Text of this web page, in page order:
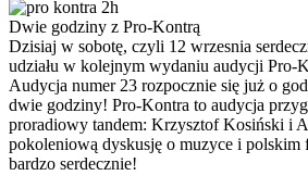
Dwie godziny z Pro-Kontrą
Dzisiaj w sobotę, czyli 12 wrzesnia
udziału w kolejnym wydaniu audycji Pro-
Audycja numer 23 rozpocznie się już o
dwie godziny! Pro-Kontra to audycja
proradiowy tandem: Krzysztof Kosiński i
pokoleniową dyskusję o muzyce i polskim
bardzo serdecznie!